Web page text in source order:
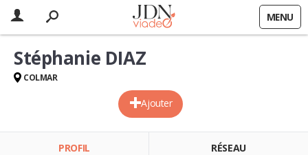
MENU
Ajouter
Stéphanie DIAZ
COLMAR
PROFIL RÉSEAU